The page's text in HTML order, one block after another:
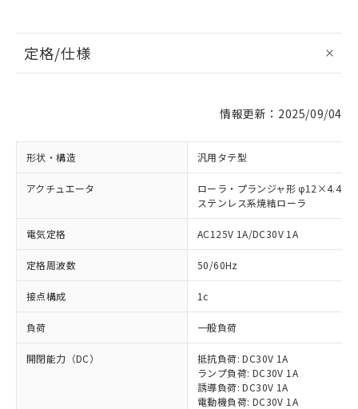
定格/仕様
情報更新：2025/09/04
形状・構造 汎用タテ型
アクチュエータ
ローラ・プランジャ形 φ12×4.4
ステンレス系焼結ローラ
電気定格 AC125V 1A/DC30V 1A
定格周波数 50/60Hz
接点構成 1c
負荷 一般負荷
開閉能力（DC）
抵抗負荷: DC30V 1A
ランプ負荷: DC30V 1A
誘導負荷: DC30V 1A
電動機負荷: DC30V 1A